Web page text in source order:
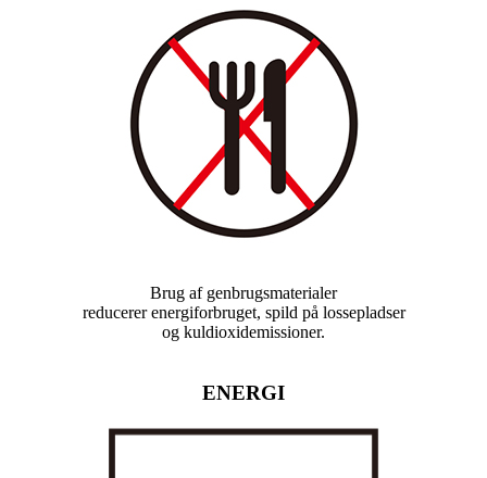
Brug af genbrugsmaterialer
reducerer energiforbruget, spild på lossepladser
og kuldioxidemissioner.
ENERGI